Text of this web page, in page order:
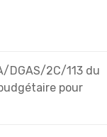
DGAS/2C/113 du
pour